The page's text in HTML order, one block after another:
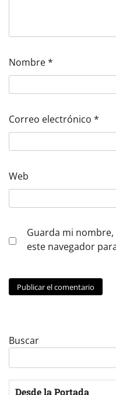
Nombre*
Correo electrónico *
Web
Guarda mi
este navegador
Buscar
Desde la Portada